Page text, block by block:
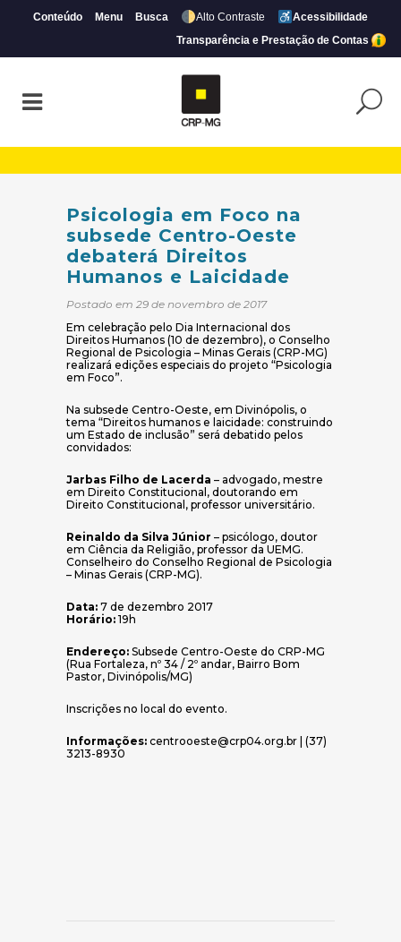
Conteúdo Menu Busca Alto Contraste
Acessibilidade
Transparência e Prestação de Contas
Psicologia em Foco na
subsede Centro-Oeste
debaterá Direitos
Humanos e Laicidade
Postado em 29 de novembro de 2017
Em celebração pelo Dia Internacional dos
Direitos Humanos (10 de dezembro), o Conselho
Regional de Psicologia – Minas Gerais (CRP-MG)
realizará edições especiais do projeto “Psicologia
em Foco”.
Na subsede Centro-Oeste, em Divinópolis, o
tema “Direitos humanos e laicidade: construindo
um Estado de inclusão” será debatido pelos
convidados:
Jarbas Filho de Lacerda – advogado, mestre
em Direito Constitucional, doutorando em
Direito Constitucional, professor universitário.
Reinaldo da Silva Júnior – psicólogo, doutor
em Ciência da Religião, professor da UEMG.
Conselheiro do Conselho Regional de Psicologia
– Minas Gerais (CRP-MG).
Data: 7 de dezembro 2017
Horário: 19h
Endereço: Subsede Centro-Oeste do CRP-MG
(Rua Fortaleza, nº 34 / 2º andar, Bairro Bom
Pastor, Divinópolis/MG)
Inscrições no local do evento.
Informações: centrooeste@crp04.org.br | (37)
3213-8930